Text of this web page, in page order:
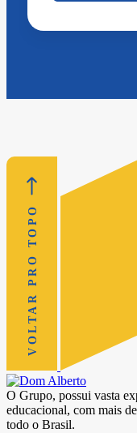
VOLTAR PRO TOPO
O Grupo, possui vasta
educacional, com mais
todo o Brasil.